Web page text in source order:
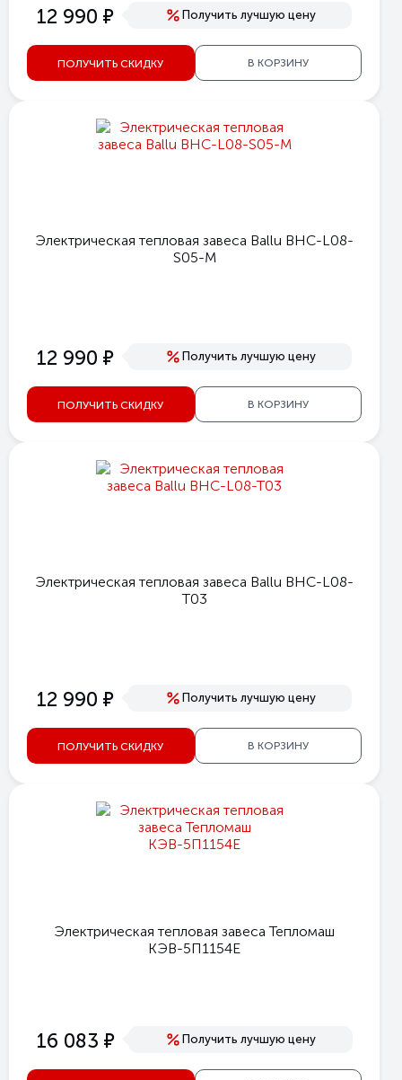
12 990 е Получить лучшую цену
ПОЛУЧИТЬ СКИДКУ В КОРЗИНУ
Электрическая тепловая завеса Ballu BHC-L08-
S05-M
12 990 е Получить лучшую цену
ПОЛУЧИТЬ СКИДКУ В КОРЗИНУ
Электрическая тепловая завеса Ballu BHC-L08-
T03
12 990 е Получить лучшую цену
ПОЛУЧИТЬ СКИДКУ В КОРЗИНУ
Электрическая тепловая завеса Тепломаш
КЭВ-5П1154Е
16 083 е Получить лучшую цену